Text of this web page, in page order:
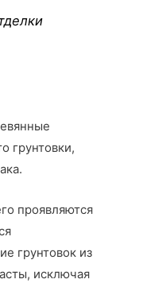
грунтовки,
проявляются
грунтовок из
исключая